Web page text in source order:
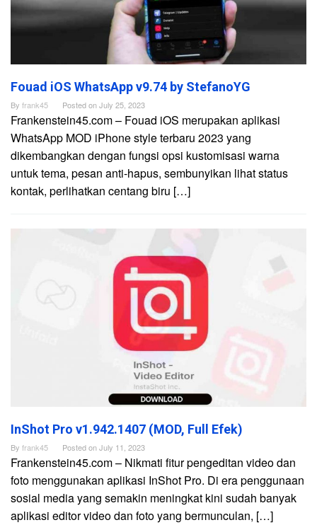
Fouad iOS WhatsApp v9.74 by StefanoYG
By frank45 Posted onJuly 25, 2023
Frankenstein45.com – Fouad iOS merupakan aplikasi
WhatsApp MOD iPhone style terbaru 2023 yang
dikembangkan dengan fungsi opsi kustomisasi warna
untuk tema, pesan anti-hapus, sembunyikan lihat status
kontak, perlihatkan centang biru […]
InShot Pro v1.942.1407 (MOD, Full Efek)
By frank45 Posted onJuly 11, 2023
Frankenstein45.com – Nikmati fitur pengeditan video dan
foto menggunakan aplikasi InShot Pro. Di era penggunaan
sosial media yang semakin meningkat kini sudah banyak
aplikasi editor video dan foto yang bermunculan, […]